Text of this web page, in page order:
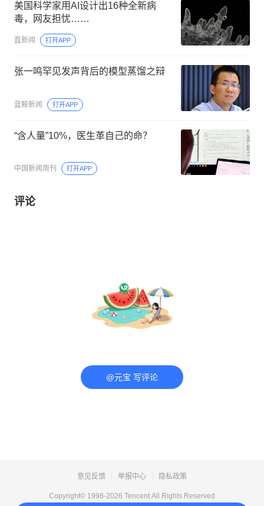
美国科学家用AI设计出16种全新病
毒，网友担忧……
直新闻 打开APP
张一鸣罕见发声背后的模型蒸馏之辩
蓝鲸新闻 打开APP
“含人量”10%，医生革自己的命？
中国新闻周刊 打开APP
评论
@元宝 写评论
意见反馈 举报中心 隐私政策
Copyright© 1998-2026 Tencent.All Rights Reserved